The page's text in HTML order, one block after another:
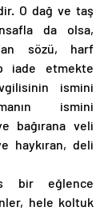
O dağ ve taş
da olsa,
sözü, harf
iade etmekte
ismini
ismini
bağırana veli
haykıran, deli
bir eğlence
hele koltuk